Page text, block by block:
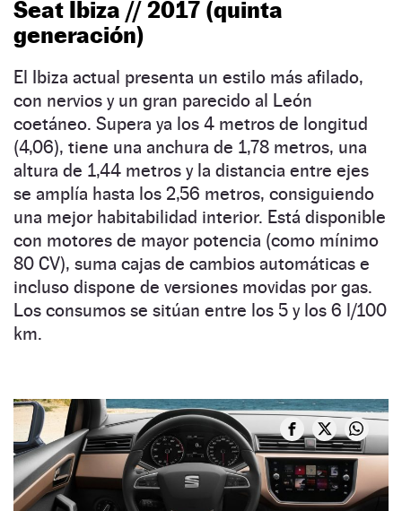
Seat Ibiza // 2017 (quinta
generación)
El Ibiza actual presenta un estilo más afilado,
con nervios y un gran parecido al León
coetáneo. Supera ya los 4 metros de longitud
(4,06), tiene una anchura de 1,78 metros, una
altura de 1,44 metros y la distancia entre ejes
se amplía hasta los 2,56 metros, consiguiendo
una mejor habitabilidad interior. Está disponible
con motores de mayor potencia (como mínimo
80 CV), suma cajas de cambios automáticas e
incluso dispone de versiones movidas por gas.
Los consumos se sitúan entre los 5 y los 6 l/100
km.